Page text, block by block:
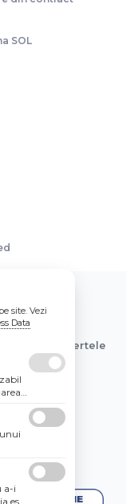
SOL
SRL
tva. Ofertele
site. Vezi
Data
a-i
este